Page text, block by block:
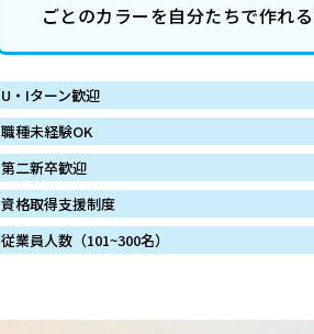
ごとのカラーを自分たちで作れ
U・Iターン歓迎
職種未経験OK
第二新卒歓迎
資格取得支援制度
従業員人数（101~300名）